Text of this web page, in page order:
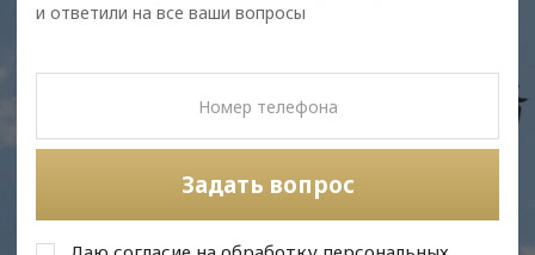
и ответили на все ваши вопросы
Задать вопрос